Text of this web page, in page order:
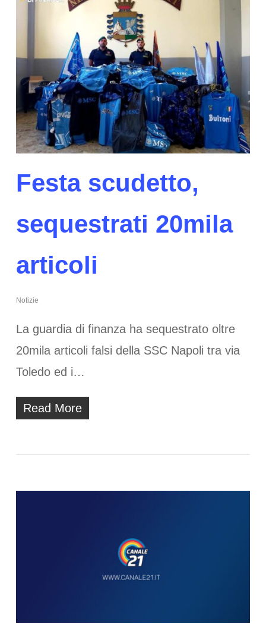
Festa scudetto,
sequestrati 20mila
articoli
Notizie
La guardia di finanza ha sequestrato oltre
20mila articoli falsi della SSC Napoli tra via
Toledo ed i…
Read More